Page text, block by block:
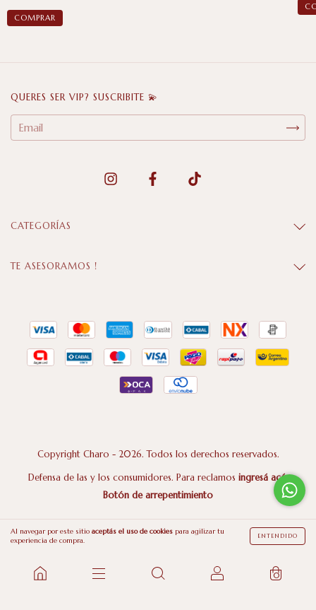
Al navegar por este sitio aceptás el uso de cookies para agilizar tu
experiencia de compra.
ENTENDIDO
0
COMPRAR
QUERES SER VIP? SUSCRIBITE 💫
CATEGORÍAS
TE ASESORAMOS !
Copyright Charo - 2026. Todos los derechos reservados.
Defensa de las y los consumidores. Para reclamos ingresá acá.
Botón de arrepentimiento